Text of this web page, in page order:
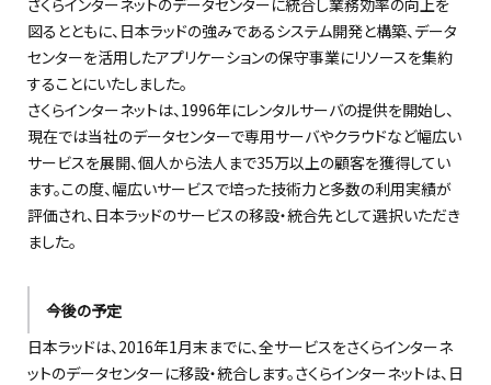
さくらインターネットのデータセンターに統合し業務効率の向上を
図るとともに、日本ラッドの強みであるシステム開発と構築、データ
センターを活用したアプリケーションの保守事業にリソースを集約
することにいたしました。
さくらインターネットは、1996年にレンタルサーバの提供を開始し、
現在では当社のデータセンターで専用サーバやクラウドなど幅広い
サービスを展開、個人から法人まで35万以上の顧客を獲得してい
ます。この度、幅広いサービスで培った技術力と多数の利用実績が
評価され、日本ラッドのサービスの移設・統合先として選択いただき
ました。
今後の予定
日本ラッドは、2016年1月末までに、全サービスをさくらインターネ
ットのデータセンターに移設・統合します。さくらインターネットは、日